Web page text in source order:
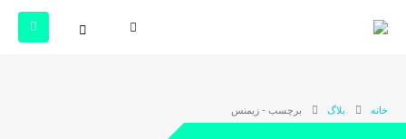
خانه بلاگ برچسب - زیمنس